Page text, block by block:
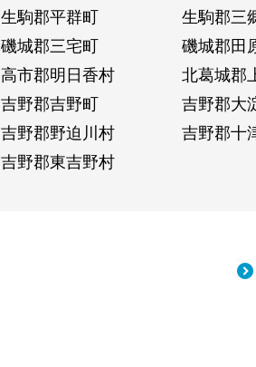
生駒郡平群町
生駒郡三
磯城郡三宅町
磯城郡田
高市郡明日香村
北葛城郡
吉野郡吉野町
吉野郡大
吉野郡野迫川村
吉野郡十
吉野郡東吉野村